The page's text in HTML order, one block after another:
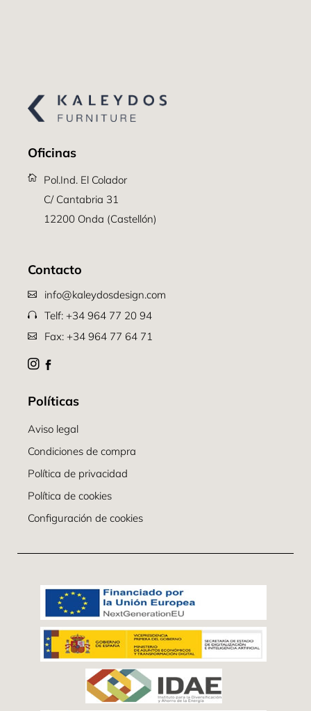
Oficinas
Pol.Ind. El Colador
C/ Cantabria 31
12200 Onda (Castellón)
Contacto
info@kaleydosdesign.com
Telf: +34 964 77 20 94
Fax: +34 964 77 64 71
Políticas
Aviso legal
Condiciones de compra
Política de privacidad
Política de cookies
Configuración de cookies